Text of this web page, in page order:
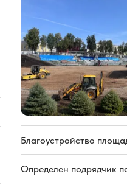
Благоустройство
Определен подрядчик